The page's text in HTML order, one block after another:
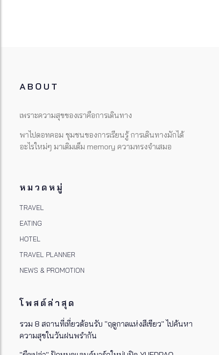
ABOUT
เพราะความสุขของเราคือการเดินทาง
พาไปดอทคอม ชุมชนของการเรียนรู้ การเดินทางมักได้
อะไรใหม่ๆ มาเติมเต็ม memory ความทรงจำเสมอ
หมวดหมู่
TRAVEL
EATING
HOTEL
TRAVEL PLANNER
NEWS & PROMOTION
โพสต์ล่าสุด
รวม 8 สถานที่เที่ยวต้อนรับ "ฤดูกาลแห่งสีเขียว" ไปค้นหา
ความสุขในวันฝนพรำกัน